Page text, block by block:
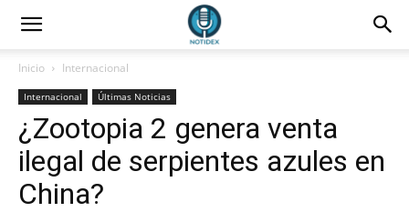
Inicio Internacional
Internacional Últimas Noticias
¿Zootopia 2 genera venta
ilegal de serpientes azules en
China?